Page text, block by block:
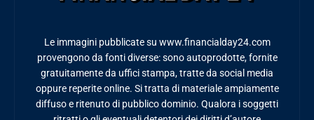
Le immagini pubblicate su www.financialday24.com
provengono da fonti diverse: sono autoprodotte, fornite
gratuitamente da uffici stampa, tratte da social media
oppure reperite online. Si tratta di materiale ampiamente
diffuso e ritenuto di pubblico dominio. Qualora i soggetti